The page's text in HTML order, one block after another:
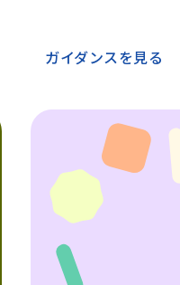
ガイダンスを見る